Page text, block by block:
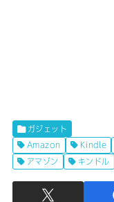
ガジェット
Amazon
Kindle
アマゾン
キンドル